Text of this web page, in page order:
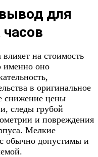
для
на стоимость
именно оно
в оригинальное
снижение цены
следы грубой
и повреждения
Мелкие
обычно допустимы и